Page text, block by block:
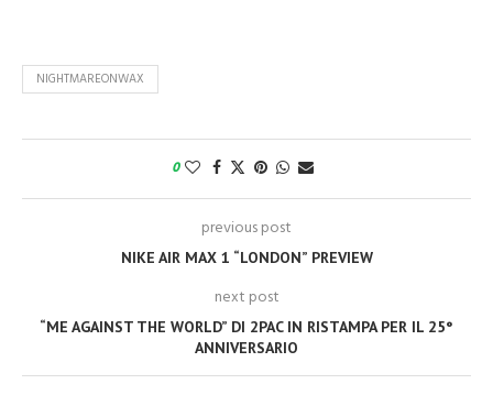
NIGHTMAREONWAX
0
previous post
NIKE AIR MAX 1 “LONDON” PREVIEW
next post
“ME AGAINST THE WORLD” DI 2PAC IN RISTAMPA PER IL 25°
ANNIVERSARIO